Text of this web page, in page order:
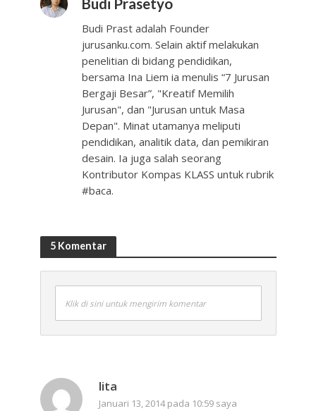
Budi Prasetyo
Budi Prast adalah Founder
jurusanku.com. Selain aktif melakukan
penelitian di bidang pendidikan,
bersama Ina Liem ia menulis “7 Jurusan
Bergaji Besar”, "Kreatif Memilih
Jurusan", dan "Jurusan untuk Masa
Depan". Minat utamanya meliputi
pendidikan, analitik data, dan pemikiran
desain. Ia juga salah seorang
Kontributor Kompas KLASS untuk rubrik
#baca.
5 Komentar
Klik di sini untuk mengirim komentar
lita
Januari 13, 2014 pada 10:59 saya